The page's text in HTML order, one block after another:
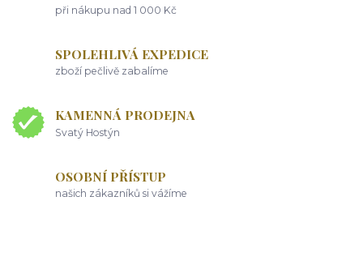
při nákupu nad 1 000 Kč
SPOLEHLIVÁ EXPEDICE
zboží pečlivě zabalíme
KAMENNÁ PRODEJNA
Svatý Hostýn
OSOBNÍ PŘÍSTUP
našich zákazníků si vážíme